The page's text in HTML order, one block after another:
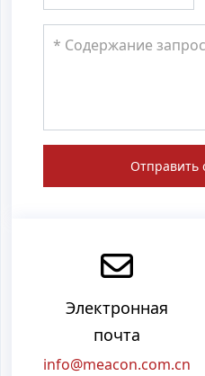
Отправить
Электронная
почта
info@meacon.com.cn